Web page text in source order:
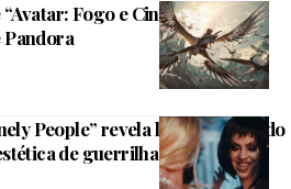
Fogo e Cinzas” revela
Pandora
People” revela lado sombrio do
de guerrilha